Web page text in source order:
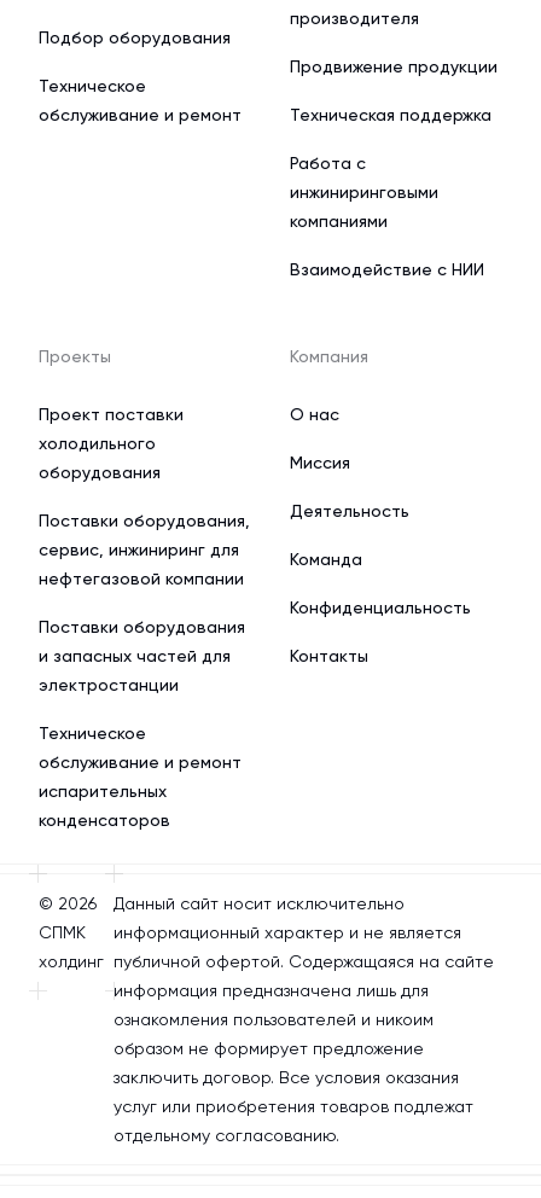
Подбор оборудования
Техническое
обслуживание и ремонт
производителя
Продвижение продукции
Техническая поддержка
Работа с
инжиниринговыми
компаниями
Взаимодействие с НИИ
Проекты
Проект поставки
холодильного
оборудования
Поставки оборудования,
сервис, инжиниринг для
нефтегазовой компании
Поставки оборудования
и запасных частей для
электростанции
Техническое
обслуживание и ремонт
испарительных
конденсаторов
Компания
О нас
Миссия
Деятельность
Команда
Конфиденциальность
Контакты
© 2026
СПМК
холдинг
Данный сайт носит исключительно
информационный характер и не является
публичной офертой. Содержащаяся на сайте
информация предназначена лишь для
ознакомления пользователей и никоим
образом не формирует предложение
заключить договор. Все условия оказания
услуг или приобретения товаров подлежат
отдельному согласованию.